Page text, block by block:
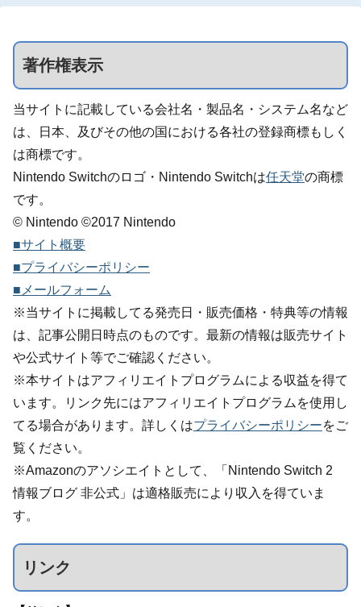
著作権表示
当サイトに記載している会社名・製品名・システム名など
は、日本、及びその他の国における各社の登録商標もしく
は商標です。
Nintendo Switchのロゴ・Nintendo Switchは任天堂の商標
です。
© Nintendo ©2017 Nintendo
■サイト概要
■プライバシーポリシー
■メールフォーム
※当サイトに掲載してる発売日・販売価格・特典等の情報
は、記事公開日時点のものです。最新の情報は販売サイト
や公式サイト等でご確認ください。
※本サイトはアフィリエイトプログラムによる収益を得て
います。リンク先にはアフィリエイトプログラムを使用し
てる場合があります。詳しくはプライバシーポリシーをご
覧ください。
※Amazonのアソシエイトとして、「Nintendo Switch 2
情報ブログ 非公式」は適格販売により収入を得ていま
す。
リンク